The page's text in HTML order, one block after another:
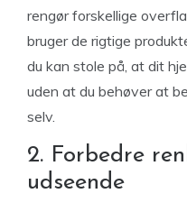
rengør forskellige
bruger de rigtige
du kan stole på, at dit
uden at du behøver at
selv.
2. Forbedre
udseende